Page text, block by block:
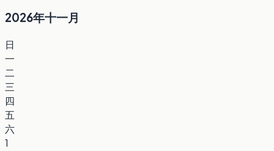
2026年十一月
日
一
二
三
四
五
六
1